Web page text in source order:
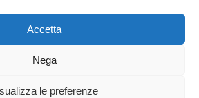
Accetta
Nega
le preferenze